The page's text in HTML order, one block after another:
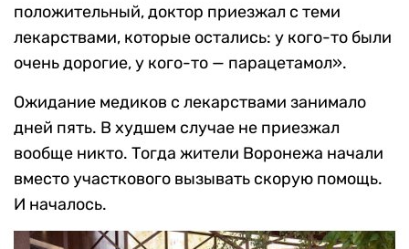
положительный, доктор приезжал с теми
лекарствами, которые остались: у кого-то были
очень дорогие, у кого-то — парацетамол».
Ожидание медиков с лекарствами занимало
дней пять. В худшем случае не приезжал
вообще никто. Тогда жители Воронежа начали
вместо участкового вызывать скорую помощь.
И началось.